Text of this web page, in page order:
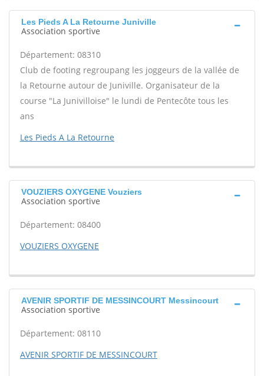
Les Pieds A La Retourne Juniville
Association sportive
Département: 08310
Club de footing regroupang les joggeurs de la vallée de
la Retourne autour de Juniville. Organisateur de la
course "La Junivilloise" le lundi de Pentecôte tous les
ans
Les Pieds A La Retourne
VOUZIERS OXYGENE Vouziers
Association sportive
Département: 08400
VOUZIERS OXYGENE
AVENIR SPORTIF DE MESSINCOURT Messincourt
Association sportive
Département: 08110
AVENIR SPORTIF DE MESSINCOURT